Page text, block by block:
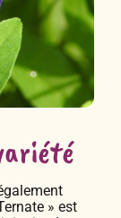
» est